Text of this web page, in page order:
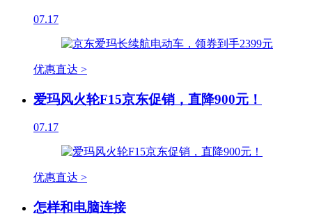
07.17
优惠直达 >
爱玛风火轮F15京东促销，直降900元！
07.17
优惠直达 >
怎样和电脑连接